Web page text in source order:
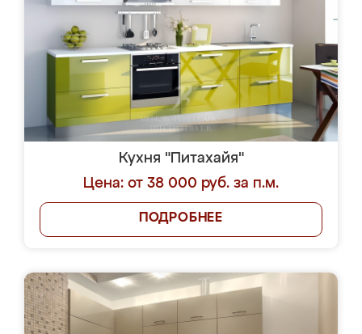
Кухня "Питахайя"
Цена: от 38 000 руб. за п.м.
ПОДРОБНЕЕ